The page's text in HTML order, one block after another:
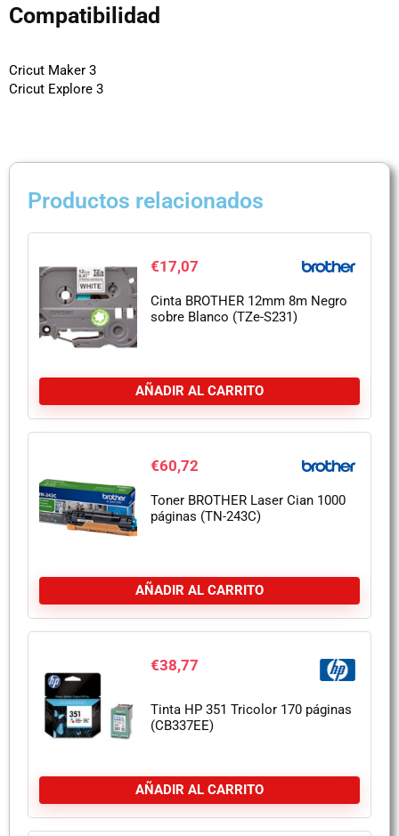
Compatibilidad
Cricut Maker 3
Cricut Explore 3
Productos relacionados
€17,07
Cinta BROTHER 12mm 8m Negro
sobre Blanco (TZe-S231)
AÑADIR AL CARRITO
€60,72
Toner BROTHER Laser Cian 1000
páginas (TN-243C)
AÑADIR AL CARRITO
€38,77
Tinta HP 351 Tricolor 170 páginas
(CB337EE)
AÑADIR AL CARRITO